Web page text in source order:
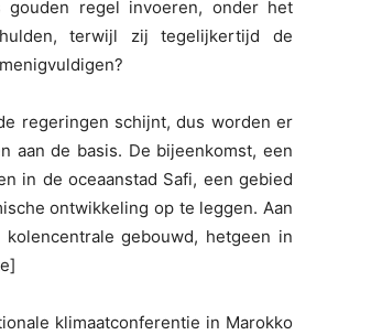
gouden regel invoeren, onder het
terwijl zij tegelijkertijd de
regeringen schijnt, dus worden er
aan de basis. De bijeenkomst, een
in de oceaanstad Safi, een gebied
ontwikkeling op te leggen. Aan
gebouwd, hetgeen in
klimaatconferentie in Marokko